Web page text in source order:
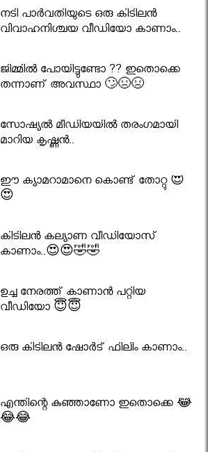
നടി പാർവതിയുടെ ഒരു കിടിലൻ
വിവാഹനിശ്ചയ വീഡിയോ കാണാം..
ജിമ്മിൽ പോയിട്ടുണ്ടോ ?? ഇതൊക്കെ
തന്നാണ് അവസ്ഥാ 🙄😣😣
സോഷ്യൽ മീഡിയയിൽ തരംഗമായി
മാറിയ കൃഷ്ണൻ..
ഈ ക്യാമറാമാനെ കൊണ്ട് തോറ്റു 😍
😍
കിടിലൻ കല്യാണ വീഡിയോസ്
കാണാം..😍😍🤣🤣
ഉച്ച നേരത്ത് കാണാൻ പറ്റിയ
വീഡിയോ 😇😇
ഒരു കിടിലൻ ഷോർട് ഫിലിം കാണാം..
എന്തിന്റെ കുഞ്ഞാണോ ഇതൊക്കെ 😂
😂😂